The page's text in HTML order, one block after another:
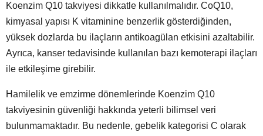
Koenzim Q10 takviyesi dikkatle kullanılmalıdır. CoQ10,
kimyasal yapısı K vitaminine benzerlik gösterdiğinden,
yüksek dozlarda bu ilaçların antikoagülan etkisini azaltabilir.
Ayrıca, kanser tedavisinde kullanılan bazı kemoterapi ilaçları
ile etkileşime girebilir.
Hamilelik ve emzirme dönemlerinde Koenzim Q10
takviyesinin güvenliği hakkında yeterli bilimsel veri
bulunmamaktadır. Bu nedenle, gebelik kategorisi C olarak